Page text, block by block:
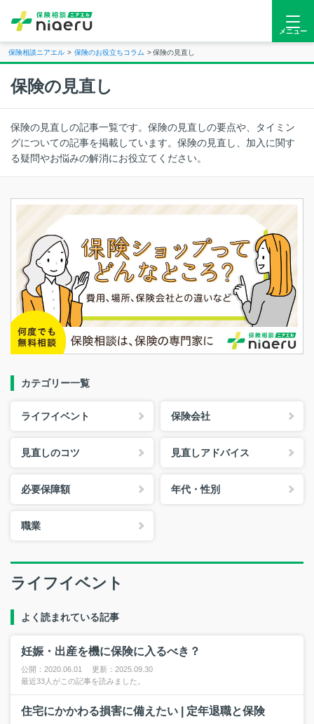
メニュー
保険相談ニアエル 保険のお役立ちコラム 保険の見直し
保険の見直し
保険の見直しの記事一覧です。保険の見直しの要点や、タイミン
グについての記事を掲載しています。保険の見直し、加入に関す
る疑問やお悩みの解消にお役立てください。
カテゴリー一覧
ライフイベント 保険会社
見直しのコツ 見直しアドバイス
必要保障額 年代・性別
職業
ライフイベント
よく読まれている記事
妊娠・出産を機に保険に入るべき？
公開：2020.06.01 更新：2025.09.30
最近33人がこの記事を読みました。
住宅にかかわる損害に備えたい | 定年退職と保険